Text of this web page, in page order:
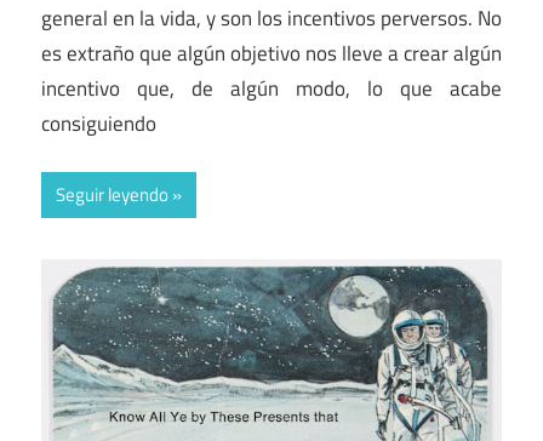
general en la vida, y son los incentivos perversos. No
es extraño que algún objetivo nos lleve a crear algún
incentivo que, de algún modo, lo que acabe
consiguiendo
Seguir leyendo